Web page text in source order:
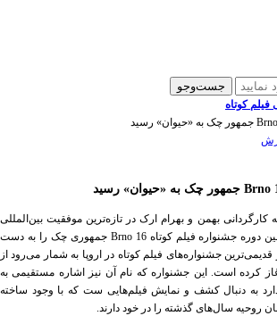
کارگردانی بهمن و بهرام ارک در تازه‌ترین موفقیت بین‌المللی
خود جایزه اصلی پنجاه و نهمین دوره جشنواره فیلم کوتاه Brno 16 جمهوری چک را به دست
قدیمی‌ترین جشنواره‌های فیلم کوتاه در اروپا به شمار می‌رود از
را آغاز کرده است. این جشنواره که نام آن نیز اشاره مستقیمی به
به دنبال کشف و نمایش فیلم‌هایی ست که با وجود ساخته
روحیه سال‌های گذشته را در خود دارند.